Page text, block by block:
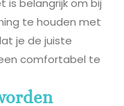
is belangrijk om bij
te houden met
je de juiste
comfortabel te